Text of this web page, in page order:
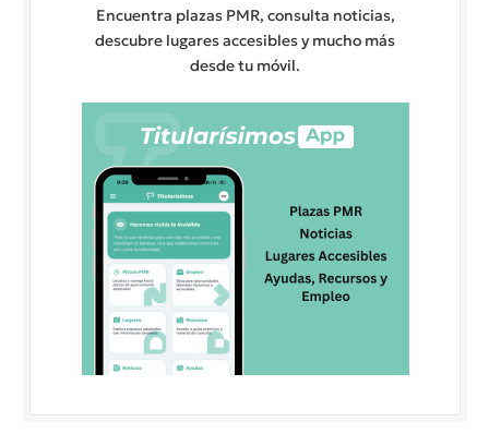
Encuentra plazas PMR, consulta noticias,
descubre lugares accesibles y mucho más
desde tu móvil.